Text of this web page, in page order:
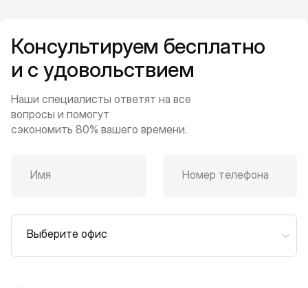
Консультируем бесплатно
и с удовольствием
Наши специалисты ответят на все
вопросы и помогут
сэкономить 80% вашего времени.
Имя Номер телефона
Выберите офис